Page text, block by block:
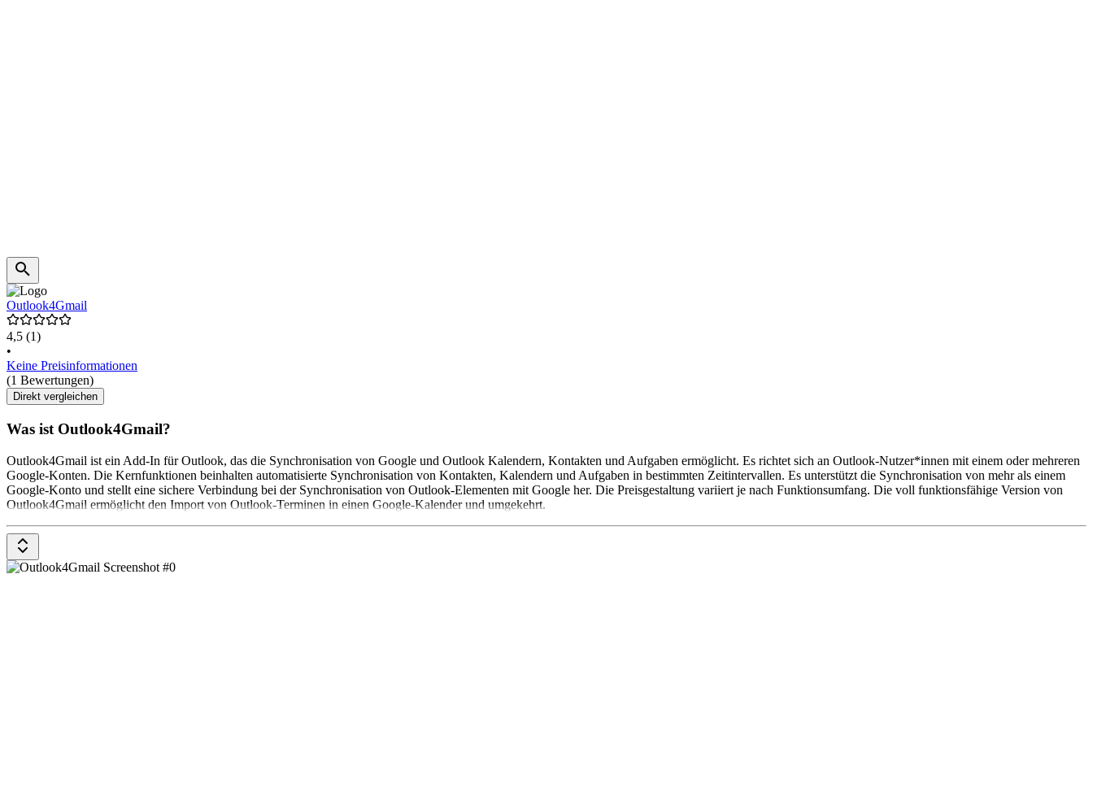
Outlook4Gmail
4,5 (1)
•
Keine Preisinformationen
(1 Bewertungen)
Direkt vergleichen
Was ist Outlook4Gmail?
Outlook4Gmail ist ein Add-In für Outlook, das die Synchronisation von Google und Outlook Kalendern, Kontakten und Aufgaben ermöglicht. Es richtet sich an Outlook-Nutzer*innen mit einem oder mehreren
Google-Konten. Die Kernfunktionen beinhalten automatisierte Synchronisation von Kontakten, Kalendern und Aufgaben in bestimmten Zeitintervallen. Es unterstützt die Synchronisation von mehr als einem
Google-Konto und stellt eine sichere Verbindung bei der Synchronisation von Outlook-Elementen mit Google her. Die Preisgestaltung variiert je nach Funktionsumfang. Die voll funktionsfähige Version von
Outlook4Gmail ermöglicht den Import von Outlook-Terminen in einen Google-Kalender und umgekehrt.